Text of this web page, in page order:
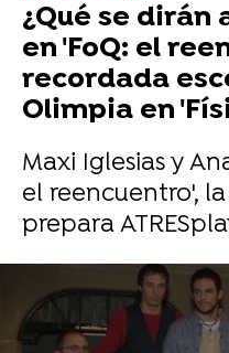
¿Qué se dirán
en 'FoQ: el
recordada
Olimpia en
Maxi Iglesias y
el reencuentro',
prepara